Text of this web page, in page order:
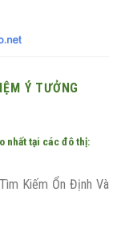
Ý TƯỞNG
nhất tại các đô thị:
Kiếm Ổn Định Và